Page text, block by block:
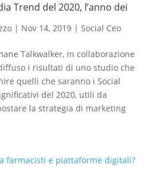
Trend del 2020, l’anno dei
| Nov 14, 2019| Social Ceo
Talkwalker, in collaborazione
i risultati di uno studio che
quelli che saranno i Social
del 2020, utili da
la strategia di marketing